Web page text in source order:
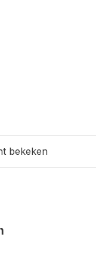
bekeken